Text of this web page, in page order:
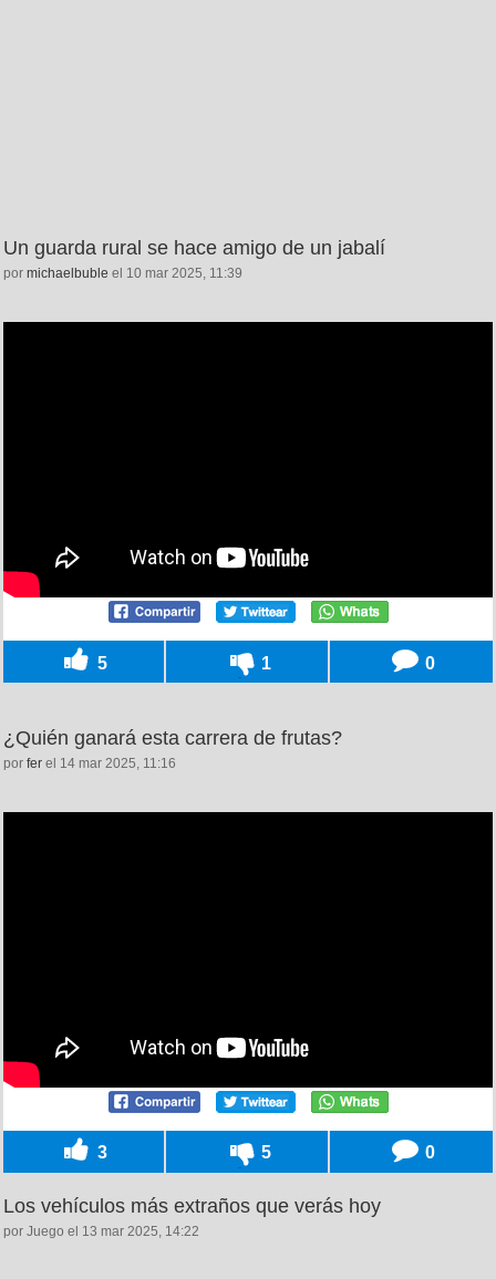
Un guarda rural se hace amigo de un jabalí
por michaelbuble el 10 mar 2025, 11:39
5 1 0
¿Quién ganará esta carrera de frutas?
por fer el 14 mar 2025, 11:16
3 5 0
Los vehículos más extraños que verás hoy
por Juego el 13 mar 2025, 14:22